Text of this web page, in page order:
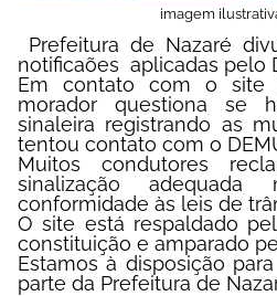
imagem
Prefeitura de Nazaré
notificaões aplicadas pelo
Em contato com o site
morador questiona se
sinaleira registrando as
tentou contato com o
Muitos condutores
sinalização
conformidade às leis de
O site está respaldado
constituição e amparado
Estamos à disposição
parte da Prefeitura de